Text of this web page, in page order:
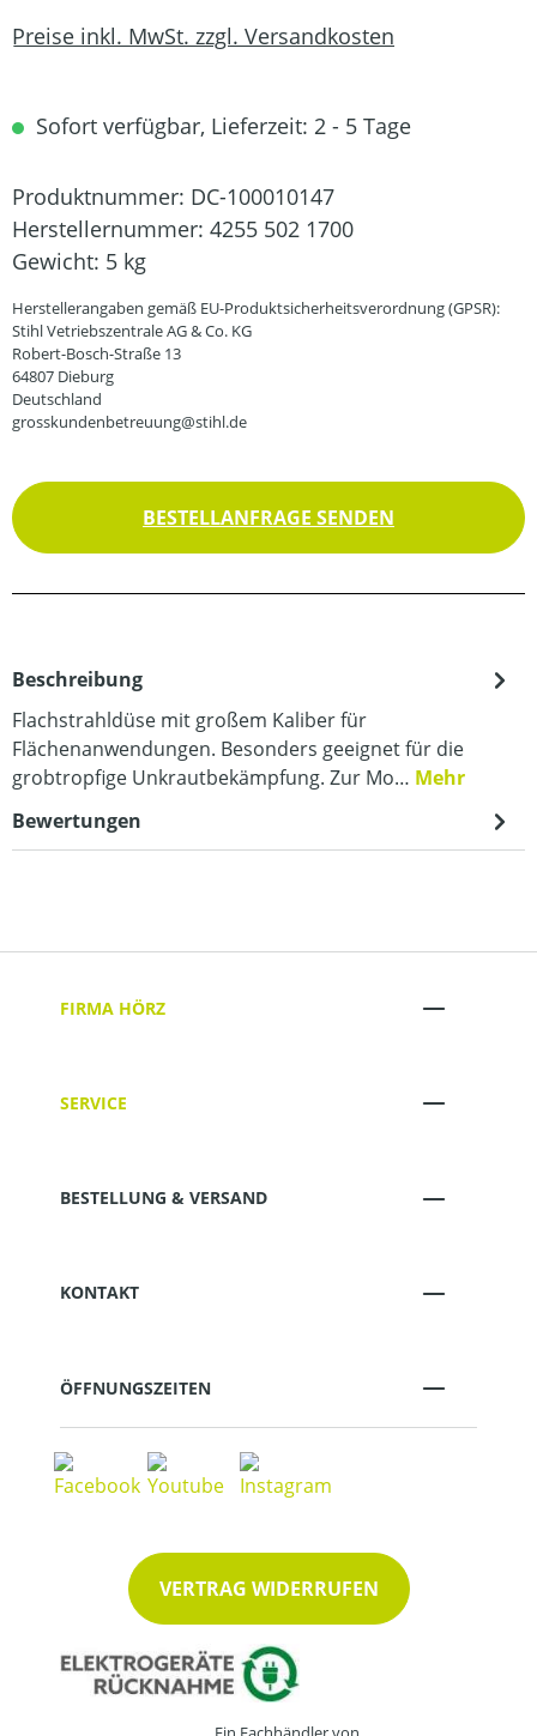
Preise inkl. MwSt. zzgl. Versandkosten
Sofort verfügbar, Lieferzeit: 2 - 5 Tage
Produktnummer: DC-100010147
Herstellernummer: 4255 502 1700
Gewicht: 5 kg
Herstellerangaben gemäß EU-Produktsicherheitsverordnung (GPSR):
Stihl Vetriebszentrale AG & Co. KG
Robert-Bosch-Straße 13
64807 Dieburg
Deutschland
grosskundenbetreuung@stihl.de
BESTELLANFRAGE SENDEN
Beschreibung
Flachstrahldüse mit großem Kaliber für
Flächenanwendungen. Besonders geeignet für die
grobtropfige Unkrautbekämpfung. Zur Mo… Mehr
Bewertungen
FIRMA HÖRZ
SERVICE
BESTELLUNG & VERSAND
KONTAKT
ÖFFNUNGSZEITEN
VERTRAG WIDERRUFEN